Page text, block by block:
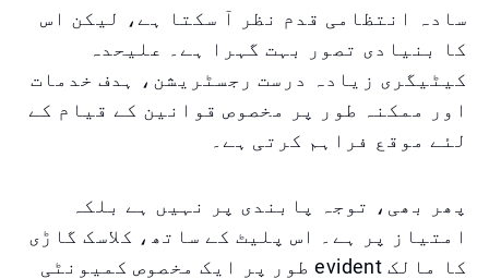
سادہ انتظامی قدم نظر آ سکتا ہے، لیکن اس
کا بنیادی تصور بہت گہرا ہے۔ علیحدہ
کیٹیگری زیادہ درست رجسٹریشن، ہدف خدمات
اور ممکنہ طور پر مخصوص قوانین کے قیام کے
لئے موقع فراہم کرتی ہے۔
پھر بھی، توجہ پابندی پر نہیں ہے بلکہ
امتیاز پر ہے۔ اس پلیٹ کے ساتھ، کلاسک گاڑی
کا مالک evident طور پر ایک مخصوص کمیونٹی